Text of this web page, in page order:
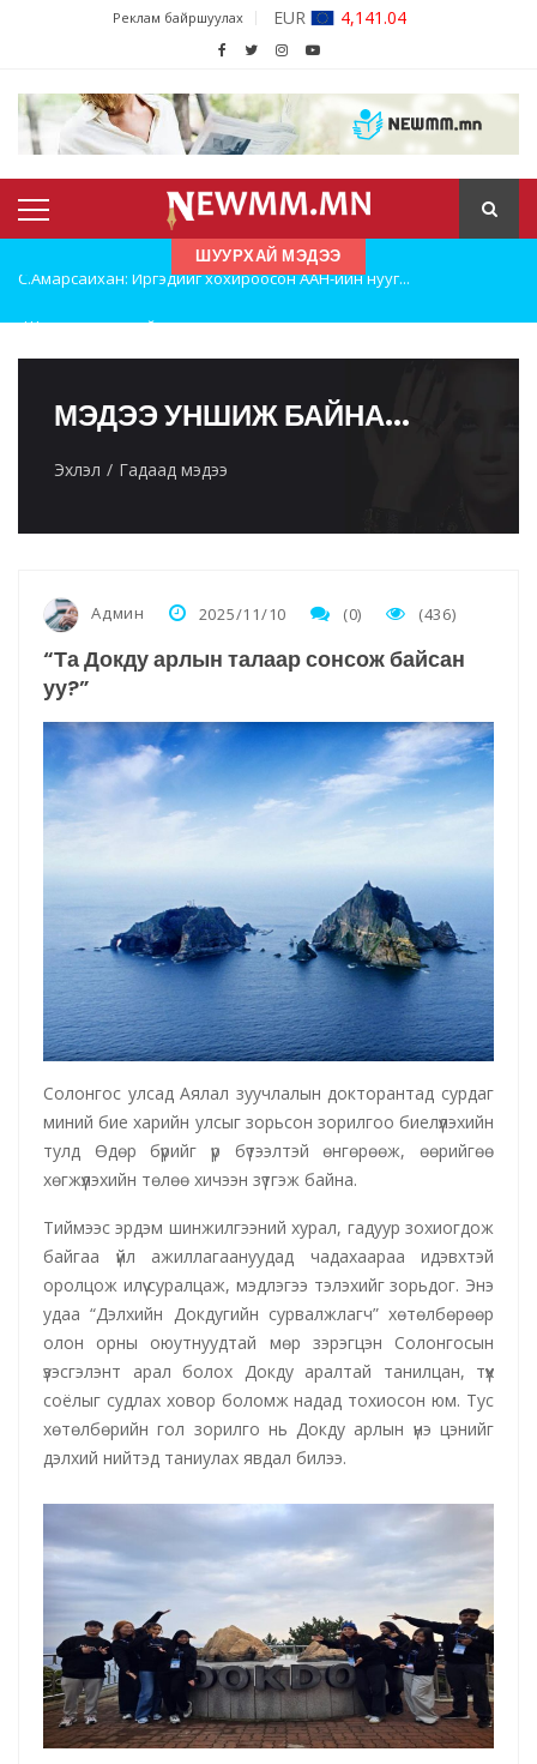
Реклам байршуулах JPY
ШУУРХАЙ МЭДЭЭ
С.Амарсайхан: Иргэдийг хохироосон ААН-ийн нууг...
МЭДЭЭ УНШИЖ БАЙНА...
Эхлэл Гадаад мэдээ
Админ 2025/11/10 (0) (436)
“Та Докду арлын талаар сонсож байсан
уу?”
Солонгос улсад Аялал зуучлалын докторантад сурдаг
миний бие харийн улсыг зорьсон зорилгоо биелүүлэхийн
тулд Өдөр бүрийг үр бүтээлтэй өнгөрөөж, өөрийгөө
хөгжүүлэхийн төлөө хичээн зүтгэж байна.
Тиймээс эрдэм шинжилгээний хурал, гадуур зохиогдож
байгаа үйл ажиллагаануудад чадахаараа идэвхтэй
оролцож илүү суралцаж, мэдлэгээ тэлэхийг зорьдог. Энэ
удаа “Дэлхийн Докдугийн сурвалжлагч” хөтөлбөрөөр
олон орны оюутнуудтай мөр зэрэгцэн Солонгосын
үзэсгэлэнт арал болох Докду аралтай танилцан, түүх
соёлыг судлах ховор боломж надад тохиосон юм. Тус
хөтөлбөрийн гол зорилго нь Докду арлын үнэ цэнийг
дэлхий нийтэд таниулах явдал билээ.